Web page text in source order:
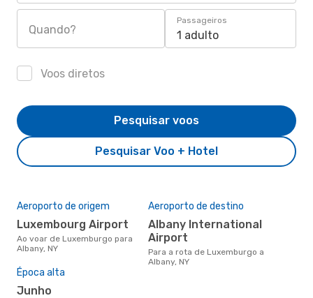
Quando?
Passageiros
1 adulto
Voos diretos
Pesquisar Voo + Hotel
Pesquisar voos
Aeroporto de origem
Luxembourg Airport
Ao voar de Luxemburgo para
Albany, NY
Aeroporto de destino
Albany International
Airport
Para a rota de Luxemburgo a
Albany, NY
Época alta
junho